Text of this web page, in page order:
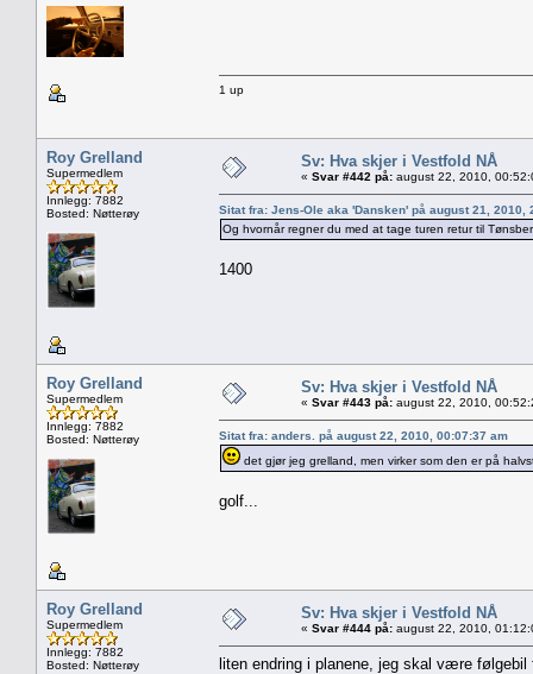
1 up
Roy Grelland
Supermedlem
Innlegg: 7882
Bosted: Nøtterøy
Sv: Hva skjer i Vestfold NÅ
« Svar #442 på: august 22, 2010,
Sitat fra: Jens-Ole aka 'Dansken' på august 21, 2010,
Og hvornår regner du med at tage turen retur til
1400
Roy Grelland
Supermedlem
Innlegg: 7882
Bosted: Nøtterøy
Sv: Hva skjer i Vestfold NÅ
« Svar #443 på: august 22, 2010,
Sitat fra: anders. på august 22, 2010, 00:07:37 am
det gjør jeg grelland, men virker som den er på
golf...
Roy Grelland
Supermedlem
Innlegg: 7882
Bosted: Nøtterøy
Sv: Hva skjer i Vestfold NÅ
« Svar #444 på: august 22, 2010,
liten endring i planene, jeg skal være